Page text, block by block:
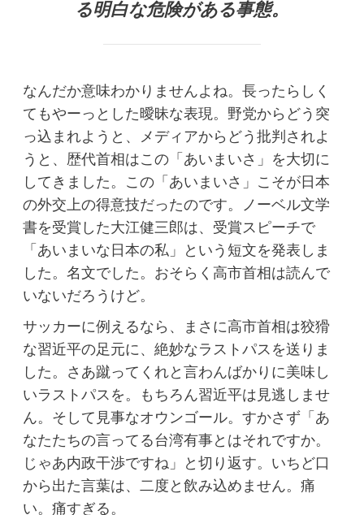
る明白な危険がある事態。
なんだか意味わかりませんよね。長ったらしく
てもやーっとした曖昧な表現。野党からどう突
っ込まれようと、メディアからどう批判されよ
うと、歴代首相はこの「あいまいさ」を大切に
してきました。この「あいまいさ」こそが日本
の外交上の得意技だったのです。ノーベル文学
書を受賞した大江健三郎は、受賞スピーチで
「あいまいな日本の私」という短文を発表しま
した。名文でした。おそらく高市首相は読んで
いないだろうけど。
サッカーに例えるなら、まさに高市首相は狡猾
な習近平の足元に、絶妙なラストパスを送りま
した。さあ蹴ってくれと言わんばかりに美味し
いラストパスを。もちろん習近平は見逃しませ
ん。そして見事なオウンゴール。すかさず「あ
なたたちの言ってる台湾有事とはそれですか。
じゃあ内政干渉ですね」と切り返す。いちど口
から出た言葉は、二度と飲み込めません。痛
い。痛すぎる。